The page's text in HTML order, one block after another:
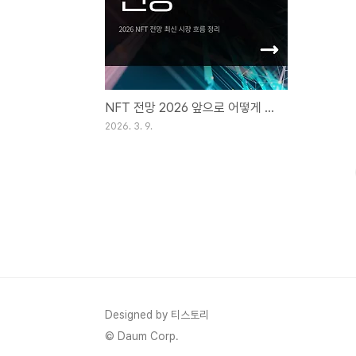
NFT 전망 2026 앞으로 어떻게 될까
2026. 3. 9.
Designed by 티스토리
© Daum Corp.